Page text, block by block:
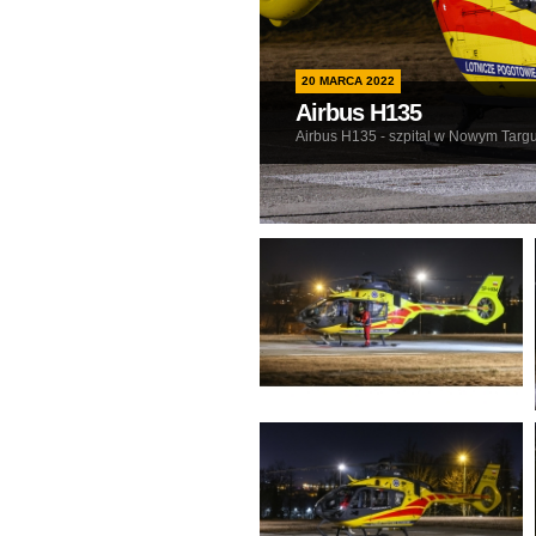
20 MARCA 2022
Airbus H135
Airbus H135 - szpital w Nowym